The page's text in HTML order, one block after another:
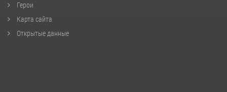
Герои
Карта сайта
Открытые данные